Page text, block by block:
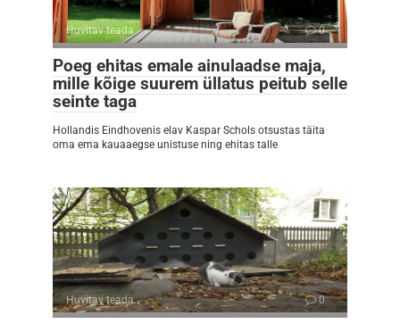
Huvitav teada 0
Poeg ehitas emale ainulaadse maja,
mille kõige suurem üllatus peitub selle
seinte taga
Hollandis Eindhovenis elav Kaspar Schols otsustas täita
oma ema kauaaegse unistuse ning ehitas talle
Huvitav teada 0